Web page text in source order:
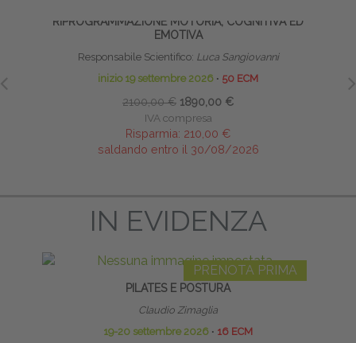
RIPROGRAMMAZIONE MOTORIA, COGNITIVA ED
EMOTIVA
Responsabile Scientifico: Luca Sangiovanni
inizio 19 settembre 2026 ∙ 50 ECM
2100,00 € 1890,00 €
IVA compresa
Risparmia: 210,00 €
saldando entro il 30/08/2026
IN EVIDENZA
PRENOTA PRIMA
PILATES E POSTURA
Claudio Zimaglia
19-20 settembre 2026 ∙ 16 ECM